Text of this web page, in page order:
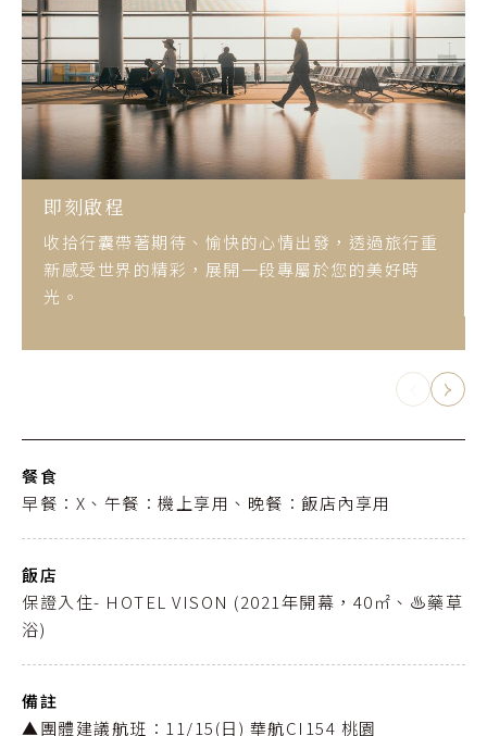
即刻啟程
收拾行囊帶著期待、愉快的心情出發，透過旅行重
新感受世界的精彩，展開一段專屬於您的美好時
光。
餐食
早餐：X、午餐：機上享用、晚餐：飯店內享用
飯店
保證入住- HOTEL VISON (2021年開幕，40㎡、♨️藥草
浴)
備註
▲團體建議航班：11/15(日) 華航CI154 桃園